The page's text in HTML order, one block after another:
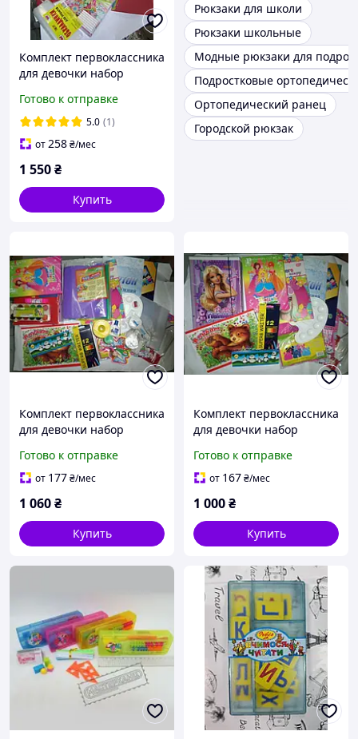
Комплект первоклассника
для девочки набор
школьный KOMP1DPRE
Готово к отправке
5.0 (1)
от258₴/мес
1 550₴
Купить
Рюкзаки для школи
Рюкзаки школьные
Модные рюкзаки для
Подростковые
Ортопедический ранец
Городской рюкзак
Комплект первоклассника
для девочки набор
KOMP1DEKON
Готово к отправке
от 177₴/мес
1 060₴
Купить
Комплект первоклассника
для девочки набор
KOMP1DEKON1 1 Вересня
Готово к отправке
от 167₴/мес
1 000₴
Купить